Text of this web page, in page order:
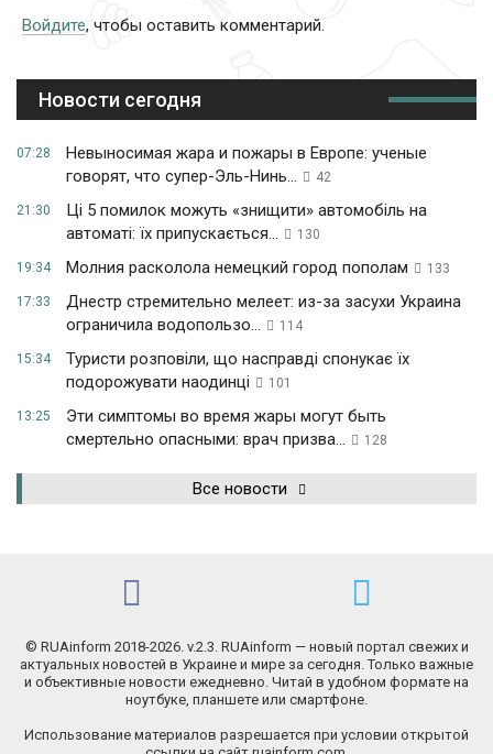
Войдите, чтобы оставить комментарий.
Новости сегодня
07:28
Невыносимая жара и пожары в Европе: ученые
говорят, что супер-Эль-Нинь...
42
21:30
Ці 5 помилок можуть «знищити» автомобіль на
автоматі: їх припускається...
130
19:34 Молния расколола немецкий город пополам 133
17:33
Днестр стремительно мелеет: из-за засухи Украина
ограничила водопользо...
114
15:34
Туристи розповіли, що насправді спонукає їх
подорожувати наодинці
101
13:25
Эти симптомы во время жары могут быть
смертельно опасными: врач призва...
128
Все новости
© RUAinform 2018-2026. v.2.3. RUAinform — новый портал свежих и
актуальных новостей в Украине и мире за сегодня. Только важные
и объективные новости ежедневно. Читай в удобном формате на
ноутбуке, планшете или смартфоне.
Использование материалов разрешается при условии открытой